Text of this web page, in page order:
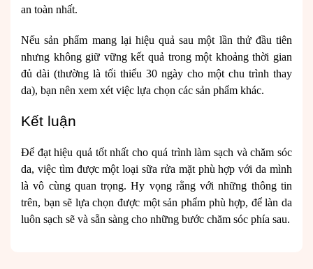
an toàn nhất.
Nếu sản phẩm mang lại hiệu quả sau một lần thử đầu tiên
nhưng không giữ vững kết quả trong một khoảng thời gian
đủ dài (thường là tối thiểu 30 ngày cho một chu trình thay
da), bạn nên xem xét việc lựa chọn các sản phẩm khác.
Kết luận
Để đạt hiệu quả tốt nhất cho quá trình làm sạch và chăm sóc
da, việc tìm được một loại sữa rửa mặt phù hợp với da mình
là vô cùng quan trọng. Hy vọng rằng với những thông tin
trên, bạn sẽ lựa chọn được một sản phẩm phù hợp, để làn da
luôn sạch sẽ và sẵn sàng cho những bước chăm sóc phía sau.